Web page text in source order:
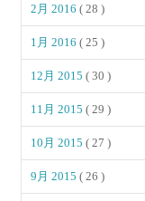
2月 2016( 28 )
1月 2016( 25 )
12月 2015( 30 )
11月 2015( 29 )
10月 2015( 27 )
9月 2015( 26 )